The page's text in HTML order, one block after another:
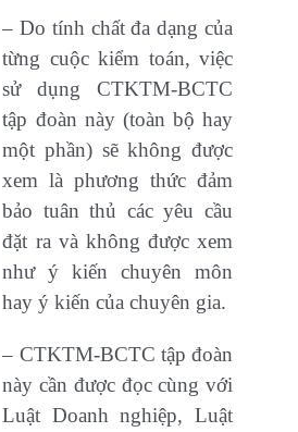
– Do tính chất đa dạng của
từng cuộc kiểm toán, việc
sử dụng CTKTM-BCTC
tập đoàn này (toàn bộ hay
một phần) sẽ không được
xem là phương thức đảm
bảo tuân thủ các yêu cầu
đặt ra và không được xem
như ý kiến chuyên môn
hay ý kiến của chuyên gia.
– CTKTM-BCTC tập đoàn
này cần được đọc cùng với
Luật Doanh nghiệp, Luật